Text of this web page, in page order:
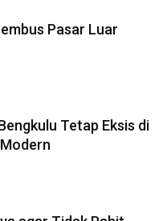
Pasar Luar
Tetap Eksis di